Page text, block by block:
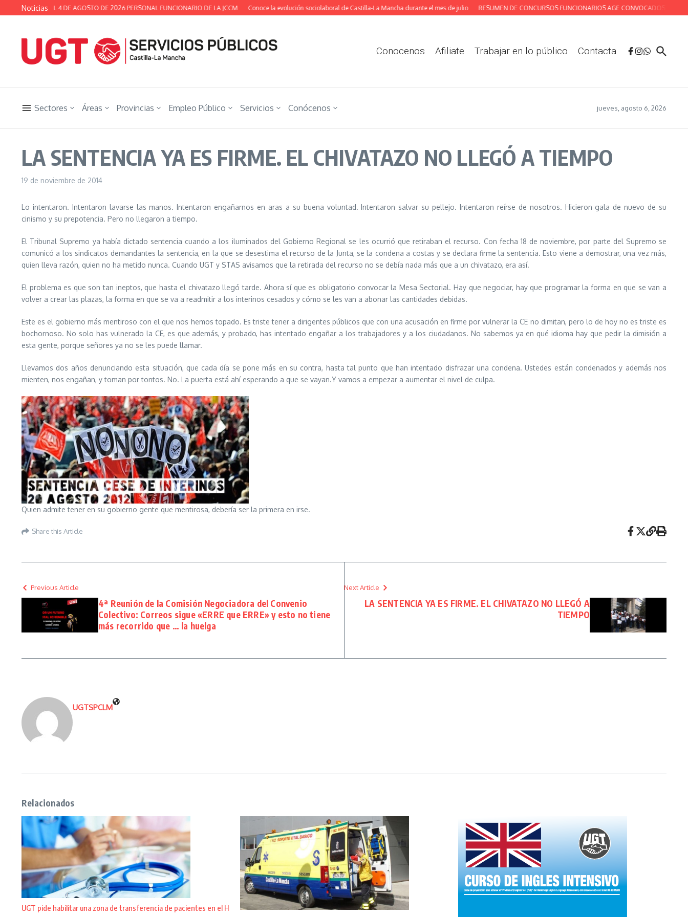
Saltar al contenido
NoticiasDEL 4 DE AGOSTO DE 2026 PERSONAL FUNCIONARIO DE LA JCCM Conoce la evolución sociolaboral de Castilla-La Mancha durante el mes de julio RESUMEN DE CONCURSOS FUNCIONARIOS AGE CONVOCADOS Y/O
Conocenos Afiliate Trabajar en lo público Contacta
Sectores Áreas Provincias Empleo Público Servicios Conócenos jueves, agosto 6, 2026
LA SENTENCIA YA ES FIRME. EL CHIVATAZO NO LLEGÓ A TIEMPO
19 de noviembre de 2014
Lo intentaron. Intentaron lavarse las manos. Intentaron engañarnos en aras a su buena voluntad. Intentaron salvar su pellejo. Intentaron reírse de nosotros. Hicieron gala de nuevo de su
cinismo y su prepotencia. Pero no llegaron a tiempo.
El Tribunal Supremo ya había dictado sentencia cuando a los iluminados del Gobierno Regional se les ocurrió que retiraban el recurso. Con fecha 18 de noviembre, por parte del Supremo se
comunicó a los sindicatos demandantes la sentencia, en la que se desestima el recurso de la Junta, se la condena a costas y se declara firme la sentencia. Esto viene a demostrar, una vez más,
quien lleva razón, quien no ha metido nunca. Cuando UGT y STAS avisamos que la retirada del recurso no se debía nada más que a un chivatazo, era así.
El problema es que son tan ineptos, que hasta el chivatazo llegó tarde. Ahora sí que es obligatorio convocar la Mesa Sectorial. Hay que negociar, hay que programar la forma en que se van a
volver a crear las plazas, la forma en que se va a readmitir a los interinos cesados y cómo se les van a abonar las cantidades debidas.
Este es el gobierno más mentiroso con el que nos hemos topado. Es triste tener a dirigentes públicos que con una acusación en firme por vulnerar la CE no dimitan, pero lo de hoy no es triste es
bochornoso. No solo has vulnerado la CE, es que además, y probado, has intentado engañar a los trabajadores y a los ciudadanos. No sabemos ya en qué idioma hay que pedir la dimisión a
esta gente, porque señores ya no se les puede llamar.
Llevamos dos años denunciando esta situación, que cada día se pone más en su contra, hasta tal punto que han intentado disfrazar una condena. Ustedes están condenados y además nos
mienten, nos engañan, y toman por tontos. No. La puerta está ahí esperando a que se vayan.Y vamos a empezar a aumentar el nivel de culpa.
Quien admite tener en su gobierno gente que mentirosa, debería ser la primera en irse.
Share this Article
Previous Article
4ª Reunión de la Comisión Negociadora del Convenio
Colectivo: Correos sigue «ERRE que ERRE» y esto no tiene
más recorrido que … la huelga
Next Article
LA SENTENCIA YA ES FIRME. EL CHIVATAZO NO LLEGÓ A
TIEMPO
UGTSPCLM
Relacionados
UGT pide habilitar una zona de transferencia de pacientes en el H